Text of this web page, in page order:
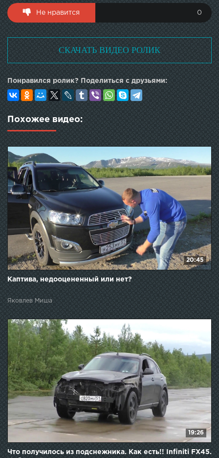
Не нравится 0
СКАЧАТЬ ВИДЕО РОЛИК
Понравился ролик? Поделиться с друзьями:
Похожее видео:
20:45
Каптива, недооцененный или нет?
Яковлев Миша
19:26
Что получилось из подснежника. Как есть!! Infiniti FX45.